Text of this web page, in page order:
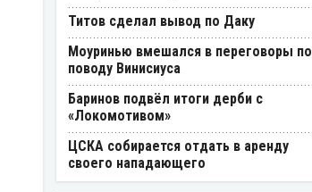
Титов сделал вывод по Даку
Моуринью вмешался в переговоры по
поводу Винисиуса
Баринов подвёл итоги дерби с
«Локомотивом»
ЦСКА собирается отдать в аренду
своего нападающего